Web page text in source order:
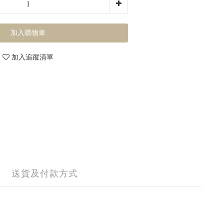
加入購物車
加入追蹤清單
送貨及付款方式